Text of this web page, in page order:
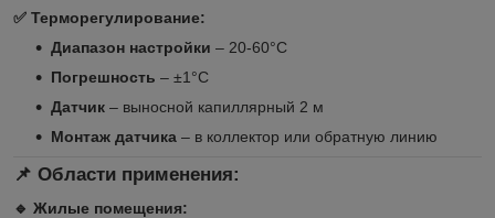
✅ Терморегулирование:
Диапазон настройки – 20-60°C
Погрешность – ±1°C
Датчик – выносной капиллярный 2 м
Монтаж датчика – в коллектор или обратную линию
📌 Области применения:
🔹 Жилые помещения: